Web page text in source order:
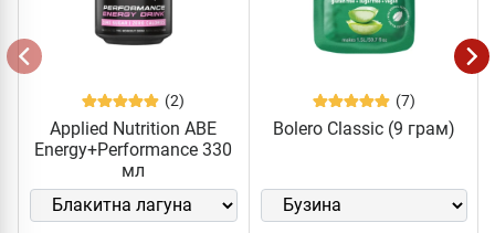
(2)
Applied Nutrition ABE
Energy+Performance 330
мл
(7)
Bolero Classic (9 грам)